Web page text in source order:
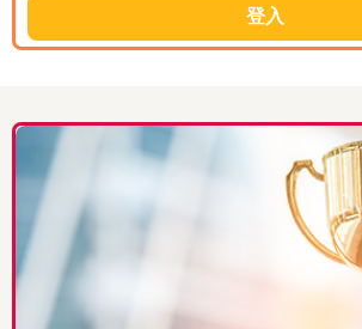
數理日花絮(速算比賽及BOARD GAME體驗)
數理日花絮(P5問答比賽)
數理日花絮(生活中的科學)